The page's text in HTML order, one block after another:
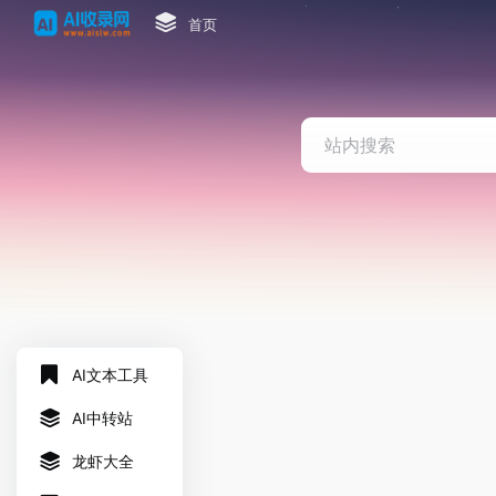
首页
AI文本工具
AI中转站
龙虾大全